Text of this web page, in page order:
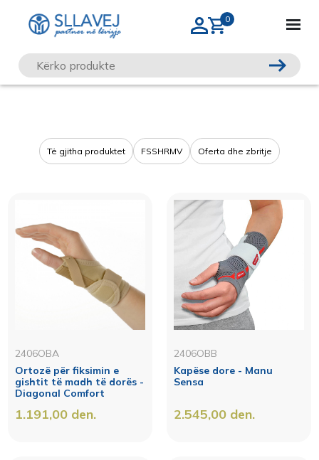
Të gjitha produktet FSSHRMV Oferta dhe zbritje
2406OBA
Ortozë për fiksimin e
gishtit të madh të dorës -
Diagonal Comfort
1.191,00 den.
2406OBB
Kapëse dore - Manu
Sensa
2.545,00 den.